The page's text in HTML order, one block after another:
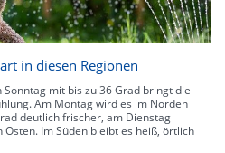
in diesen Regionen
mit bis zu 36 Grad bringt die
Am Montag wird es im Norden
deutlich frischer, am Dienstag
Im Süden bleibt es heiß, örtlich